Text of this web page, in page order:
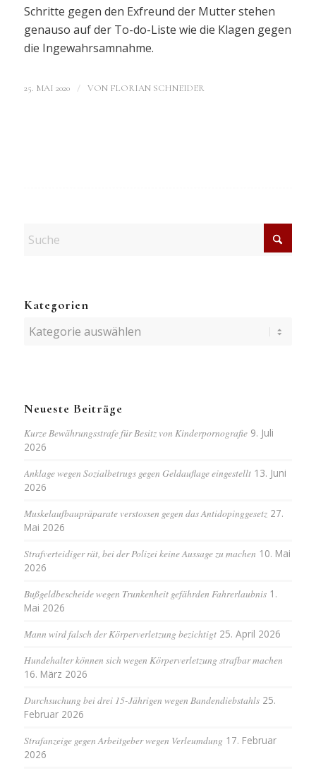
Schritte gegen den Exfreund der Mutter stehen
genauso auf der To-do-Liste wie die Klagen gegen
die Ingewahrsamnahme.
25. MAI 2020 / VON FLORIAN SCHNEIDER
Kategorien
Kategorien
Neueste Beiträge
Kurze Bewährungsstrafe für Besitz von Kinderpornografie 9. Juli
2026
Anklage wegen Sozialbetrugs gegen Geldauflage eingestellt 13. Juni
2026
Muskelaufbaupräparate verstossen gegen das Antidopinggesetz 27.
Mai 2026
Strafverteidiger rät, bei der Polizei keine Aussage zu machen 10. Mai
2026
Bußgeldbescheide wegen Trunkenheit gefährden Fahrerlaubnis 1.
Mai 2026
Mann wird falsch der Körperverletzung bezichtigt 25. April 2026
Hundehalter können sich wegen Körperverletzung strafbar machen
16. März 2026
Durchsuchung bei drei 15-Jährigen wegen Bandendiebstahls 25.
Februar 2026
Strafanzeige gegen Arbeitgeber wegen Verleumdung 17. Februar
2026